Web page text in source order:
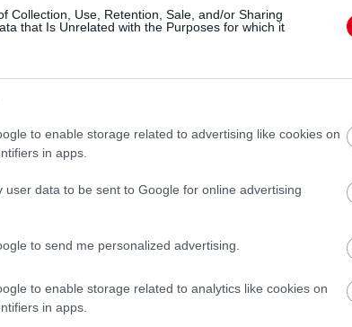
Collection, Use, Retention, Sale, and/or Sharing
that Is Unrelated with the Purposes for which it
to enable storage related to advertising like cookies on
in apps.
user data to be sent to Google for online advertising
to send me personalized advertising.
to enable storage related to analytics like cookies on
in apps.